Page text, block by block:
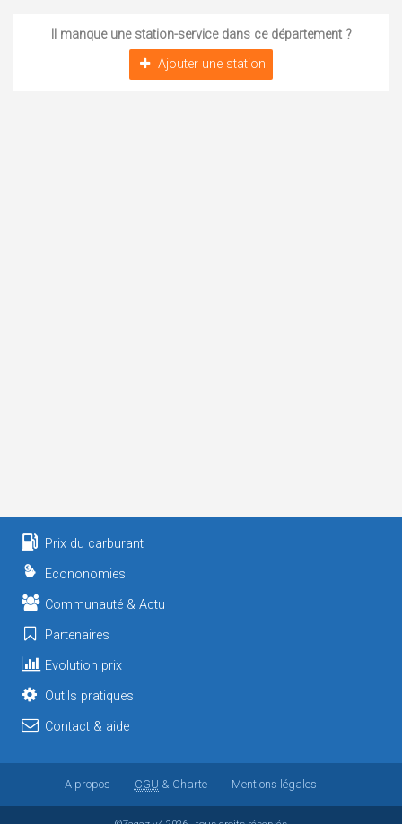
Il manque une station-service dans ce département ?
Ajouter une station
Prix du carburant
Econonomies
Communauté & Actu
Partenaires
Evolution prix
Outils pratiques
Contact & aide
A propos CGU & Charte Mentions légales